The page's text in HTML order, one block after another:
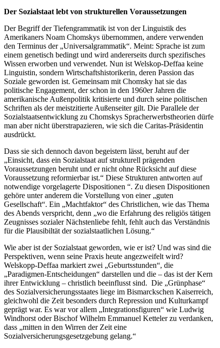
Der Sozialstaat lebt von strukturellen Voraussetzungen
Der Begriff der Tiefengrammatik ist von der Linguistik des
Amerikaners Noam Chomskys übernommen, andere verwenden
den Terminus der „Universalgrammatik“. Meint: Sprache ist zum
einem genetisch bedingt und wird andererseits durch spezifisches
Wissen erworben und verwendet. Nun ist Welskop-Deffaa keine
Linguistin, sondern Wirtschaftshistorikerin, deren Passion das
Soziale geworden ist. Gemeinsam mit Chomsky hat sie das
politische Engagement, der schon in den 1960er Jahren die
amerikanische Außenpolitik kritisierte und durch seine politischen
Schriften als der meistzitierte Außenseiter gilt. Die Parallele der
Sozialstaatsentwicklung zu Chomskys Spracherwerbstheorien dürfe
man aber nicht überstrapazieren, wie sich die Caritas-Präsidentin
ausdrückt.
Dass sie sich dennoch davon begeistern lässt, beruht auf der
„Einsicht, dass ein Sozialstaat auf strukturell prägenden
Voraussetzungen beruht und er nicht ohne Rücksicht auf diese
Voraussetzung reformierbar ist.“ Diese Strukturen antworten auf
notwendige vorgelagerte Dispositionen “. Zu diesen Dispositionen
gehöre unter anderem die Vorstellung von einer „guten
Gesellschaft“. Ein „Machtfaktor“ des Christlichen, wie das Thema
des Abends verspricht, denn „wo die Erfahrung des religiös tätigen
Zeugnisses sozialer Nächstenliebe fehlt, fehlt auch das Verständnis
für die Plausibiltät der sozialstaatlichen Lösung.“
Wie aber ist der Sozialstaat geworden, wie er ist? Und was sind die
Perspektiven, wenn seine Praxis heute angezweifelt wird?
Welskopp-Deffaa markiert zwei „Geburtsstunden“, die
„Paradigmen-Entscheidungen“ darstellen und die – das ist der Kern
ihrer Entwicklung – christlich beeinflusst sind. Die „Grünphase“
des Sozialversicherungsstaates liege im Bismarckschen Kaiserreich,
gleichwohl die Zeit besonders durch Repression und Kulturkampf
geprägt war. Es war vor allem „Integrationsfiguren“ wie Ludwig
Windhorst oder Bischof Wilhelm Emmanuel Ketteler zu verdanken,
dass „mitten in den Wirren der Zeit eine
Sozialversicherungsgesetzgebung gelang.“